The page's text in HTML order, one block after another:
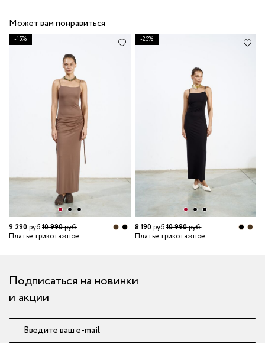
Может вам понравиться
-15%
9 290руб.10 990руб.
Платье трикотажное
-25%
8 190руб.10 990руб.
Платье трикотажное
Подписаться на новинки
и акции
Введите ваш e-mail